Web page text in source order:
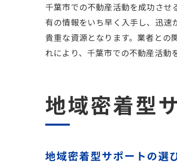
千葉市での不動産活動を成功さ
有の情報をいち早く入手し、迅
貴重な資源となります。業者との
れにより、千葉市での不動産活動
地域密着型
地域密着型サポートの選